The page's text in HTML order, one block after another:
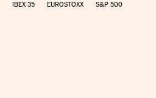
IBEX 35 EUROSTOXX S&P 500